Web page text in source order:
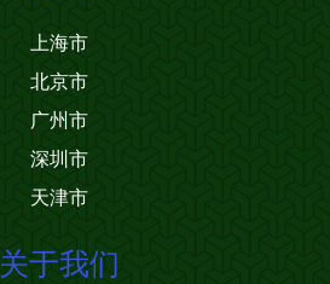
上海市
北京市
广州市
深圳市
天津市
关于我们